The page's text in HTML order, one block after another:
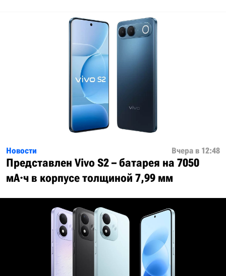
Новости Вчера в 12:48
Представлен Vivo S2 – батарея на 7050
мА·ч в корпусе толщиной 7,99 мм